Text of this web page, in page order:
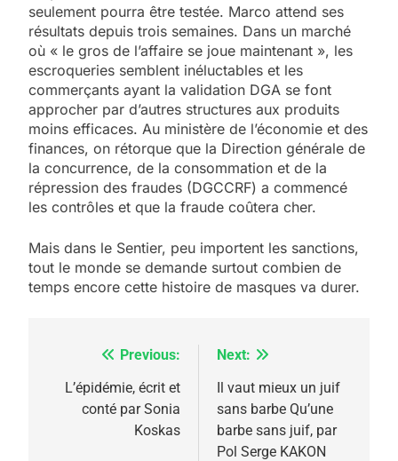
seulement pourra être testée. Marco attend ses
résultats depuis trois semaines. Dans un marché
où « le gros de l’affaire se joue maintenant », les
escroqueries semblent inéluctables et les
commerçants ayant la validation DGA se font
approcher par d’autres structures aux produits
moins efficaces. Au ministère de l’économie et des
finances, on rétorque que la Direction générale de
la concurrence, de la consommation et de la
répression des fraudes (DGCCRF) a commencé
les contrôles et que la fraude coûtera cher.
Mais dans le Sentier, peu importent les sanctions,
tout le monde se demande surtout combien de
temps encore cette histoire de masques va durer.
Navigation
de
Previous:
L’épidémie, écrit et
conté par Sonia
Koskas
Next:
Il vaut mieux un juif
sans barbe Qu’une
barbe sans juif, par
Pol Serge KAKON
2025, l’année la plus
meurtrière selon le
rapport d’ADL contre
FRANCE ISRAÉL
FIÈRE, DIGNE ET RÉSILIENTE :
POURQUOI JE REVENDIQUE
MA JUDAÏTE par Thérèse
Zrihen-Dvir
ISRAÉL JUDAISME